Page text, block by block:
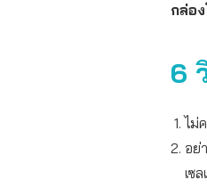
กล่อ
6
ไม่
อย่
เซ